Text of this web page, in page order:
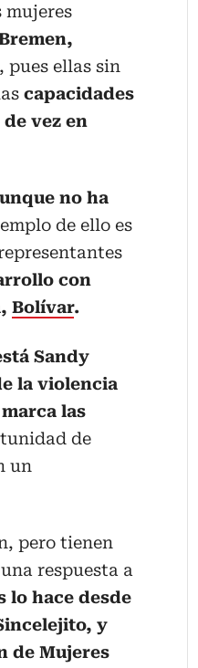
mujeres
pues ellas sin
capacidades
vez en
no ha
de ello es
con
Bolívar.
Sandy
la violencia
las
de
un
pero tienen
respuesta a
lo hace desde
y
de Mujeres